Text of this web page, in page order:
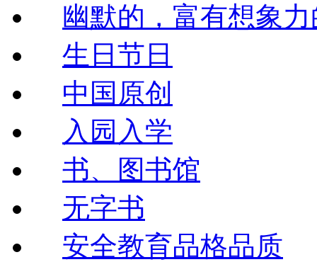
幽默的，富有想象力
生日节日
中国原创
入园入学
书、图书馆
无字书
安全教育品格品质